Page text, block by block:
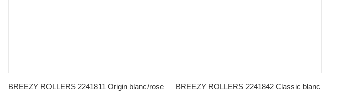
BREEZY ROLLERS 2241811 Origin blanc/rose BREEZY ROLLERS 2241842 Classic blanc